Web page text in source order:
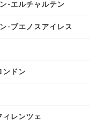
-エルチャルテン
-ブエノスアイレス
ンドン
レンツェ